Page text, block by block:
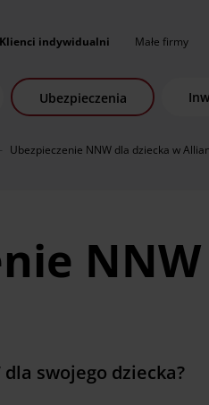
Klienci indywidualni Małe firmy
Ubezpieczenia
Ubezpieczenie NNW dla dziecka w
swojego dziecka?